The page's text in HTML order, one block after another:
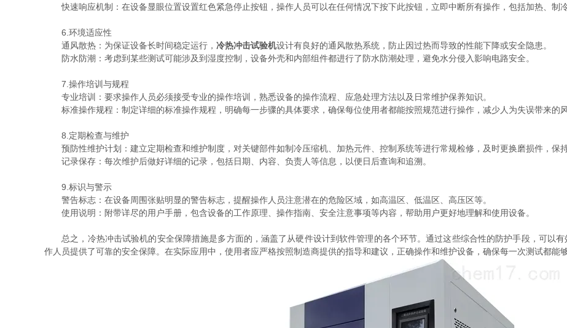
快速响应机制：在设备显眼位置设置红色紧急停止按钮，操作人员可以在任何情况下按下此按钮，立即中断所有操作，包括加热、制
6.环境适应性
通风散热：为保证设备长时间稳定运行， 冷热冲击试验机设计有良好的通风散热系统，防止因过热而导致的性能下降或安全隐患。
防水防潮：考虑到某些测试可能涉及到湿度控制，设备外壳和内部组件都进行了防水防潮处理，避免水分侵入影响电路安全。
7.操作培训与规程
专业培训：要求操作人员必须接受专业的操作培训，熟悉设备的操作流程、应急处理方法以及日常维护保养知识。
标准操作规程：制定详细的标准操作规程，明确每一步骤的具体要求，确保每位使用者都能按照规范进行操作，减少人为失误带来的风
8.定期检查与维护
预防性维护计划：建立定期检查和维护制度，对关键部件如制冷压缩机、加热元件、控制系统等进行常规检修，及时更换磨损件，保持
记录保存：每次维护后做好详细的记录，包括日期、内容、负责人等信息，以便日后查询和追溯。
9.标识与警示
警告标志：在设备周围张贴明显的警告标志，提醒操作人员注意潜在的危险区域，如高温区、低温区、高压区等。
使用说明：附带详尽的用户手册，包含设备的工作原理、操作指南、安全注意事项等内容，帮助用户更好地理解和使用设备。
总之，冷热冲击试验机的安全保障措施是多方面的，涵盖了从硬件设计到软件管理的各个环节。通过这些综合性的防护手段，可以
作人员提供了可靠的安全保障。在实际应用中，使用者应严格按照制造商提供的指导和建议，正确操作和维护设备，确保每一次测试都能